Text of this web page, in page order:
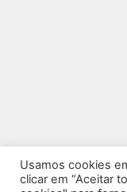
Usamos cookies
clicar em “Aceitar